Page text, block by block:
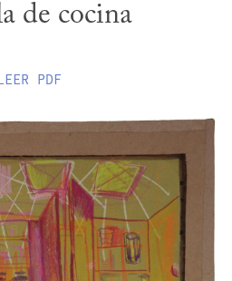
de cocina
PDF